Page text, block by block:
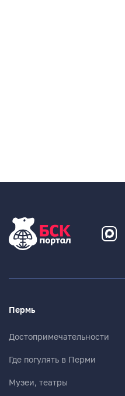
Пермь
Достопримечательности
Где погулять в Перми
Музеи, театры